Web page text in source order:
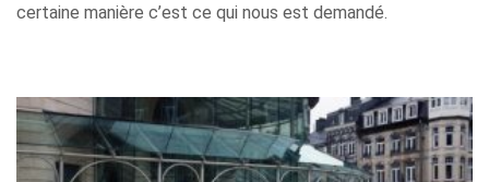
certaine manière c’est ce qui nous est demandé.